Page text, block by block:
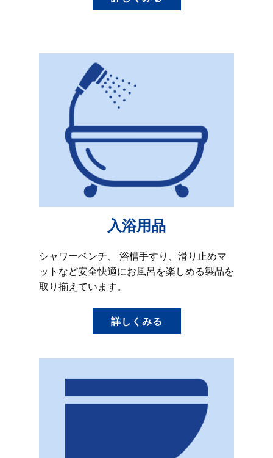
入浴用品
シャワーベンチ、 浴槽手すり、滑り止めマ
ットなど安全快適にお風呂を楽しめる製品を
取り揃えています。
詳しくみる